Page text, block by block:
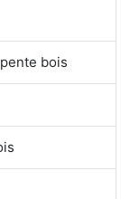
bois